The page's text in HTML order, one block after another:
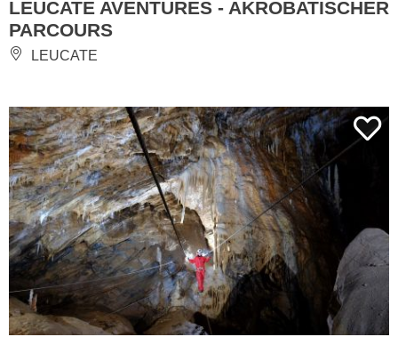
LEUCATE AVENTURES - AKROBATISCHER
PARCOURS
LEUCATE